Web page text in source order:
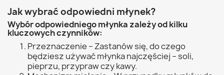
Jak wybrać odpowiedni młynek?
Wybór odpowiedniego młynka zależy od kilku
kluczowych czynników:
Przeznaczenie – Zastanów się, do czego
będziesz używać młynka najczęściej – soli,
pieprzu, przypraw czy kawy.